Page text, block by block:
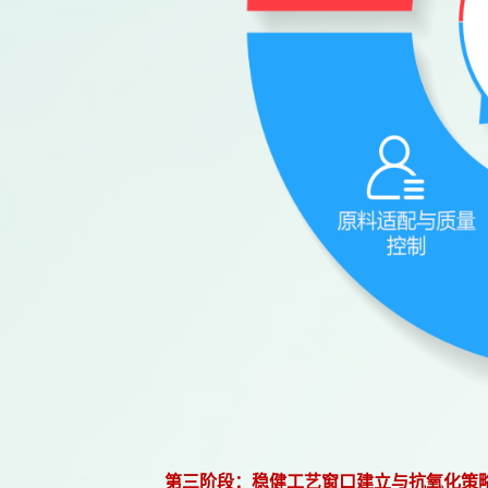
第三阶段：稳健工艺窗口建立与抗氧化策